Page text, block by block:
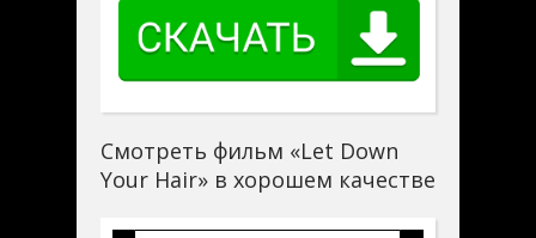
Смотреть фильм «Let Down
Your Hair» в хорошем качестве